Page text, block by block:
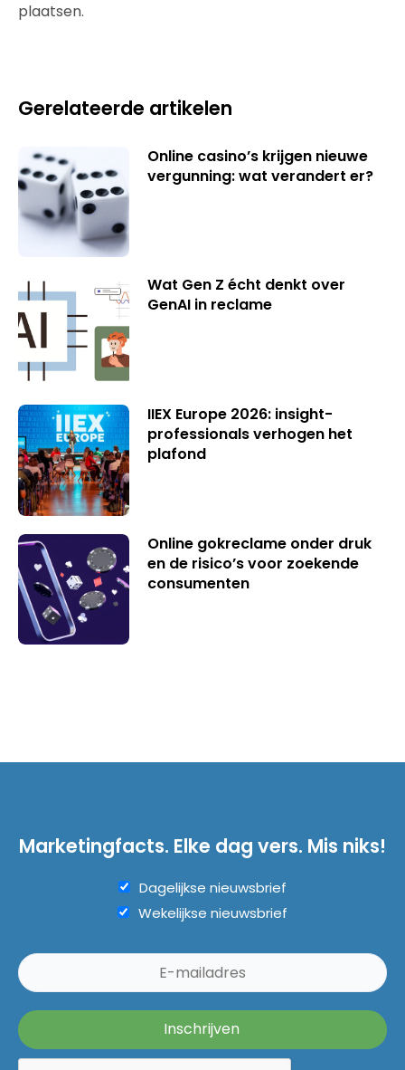
plaatsen.
Gerelateerde artikelen
Online casino’s krijgen nieuwe
vergunning: wat verandert er?
Wat Gen Z écht denkt over
GenAI in reclame
IIEX Europe 2026: insight-
professionals verhogen het
plafond
Online gokreclame onder druk
en de risico’s voor zoekende
consumenten
Marketingfacts. Elke dag vers. Mis niks!
Dagelijkse nieuwsbrief
Wekelijkse nieuwsbrief